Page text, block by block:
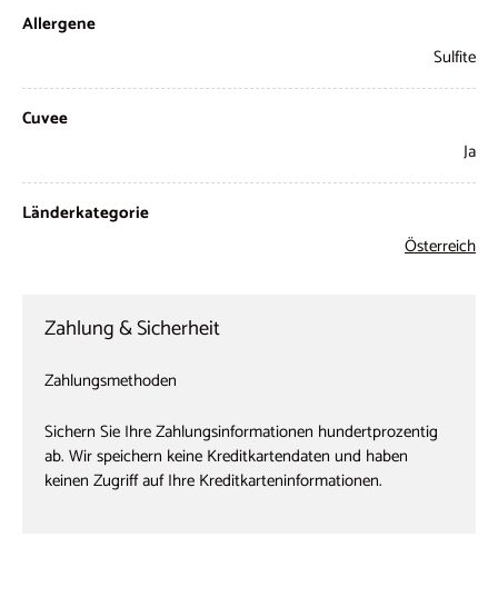
Allergene
Sulfite
Cuvee
Ja
Länderkategorie
Österreich
Zahlung & Sicherheit
Zahlungsmethoden
Sichern Sie Ihre Zahlungsinformationen hundertprozentig
ab. Wir speichern keine Kreditkartendaten und haben
keinen Zugriff auf Ihre Kreditkarteninformationen.